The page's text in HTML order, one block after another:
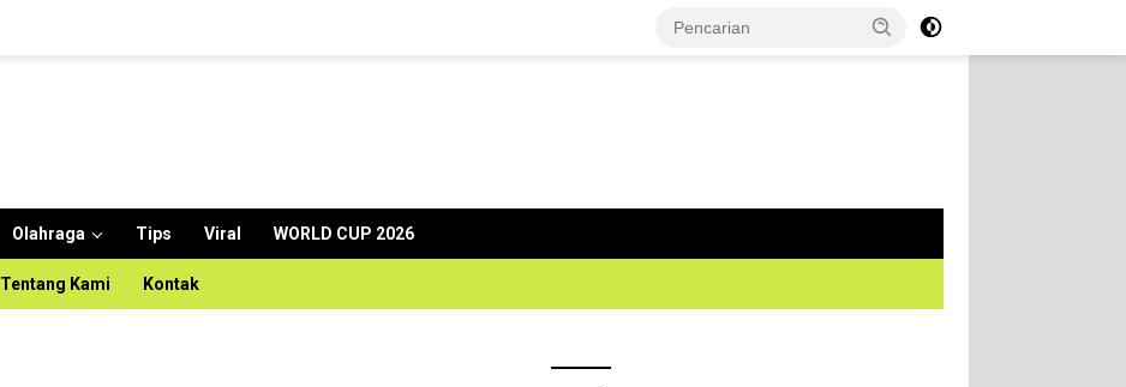
Olahraga Tips Viral WORLD CUP 2026
Tentang Kami Kontak